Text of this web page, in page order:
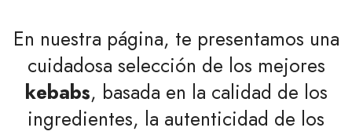
En nuestra página, te presentamos una
cuidadosa selección de los mejores
kebabs, basada en la calidad de los
ingredientes, la autenticidad de los